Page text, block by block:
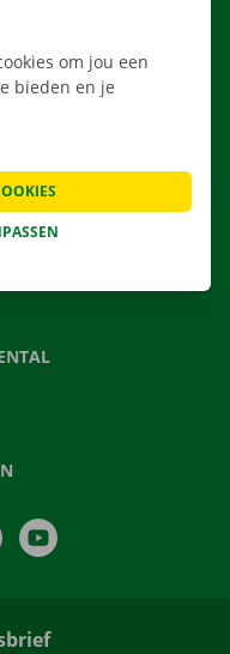
LinkedIn
om jou een
bieden en je